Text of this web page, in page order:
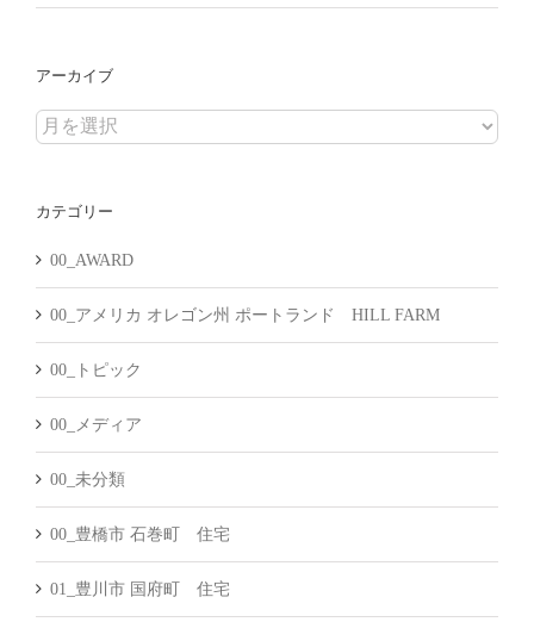
アーカイブ
ア
イ
カテゴリー
00_AWARD
00_アメリカ オレゴン州 ポートランド HILL FARM
00_トピック
00_メディア
00_未分類
00_豊橋市 石巻町 住宅
01_豊川市 国府町 住宅